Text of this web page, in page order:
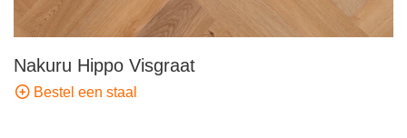
Nakuru Hippo Visgraat
Bestel een staal